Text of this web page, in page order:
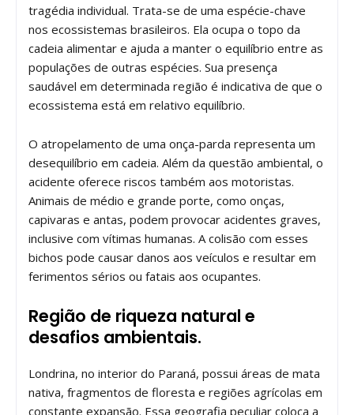
tragédia individual. Trata-se de uma espécie-chave
nos ecossistemas brasileiros. Ela ocupa o topo da
cadeia alimentar e ajuda a manter o equilíbrio entre as
populações de outras espécies. Sua presença
saudável em determinada região é indicativa de que o
ecossistema está em relativo equilíbrio.
O atropelamento de uma onça-parda representa um
desequilíbrio em cadeia. Além da questão ambiental, o
acidente oferece riscos também aos motoristas.
Animais de médio e grande porte, como onças,
capivaras e antas, podem provocar acidentes graves,
inclusive com vítimas humanas. A colisão com esses
bichos pode causar danos aos veículos e resultar em
ferimentos sérios ou fatais aos ocupantes.
Região de riqueza natural e
desafios ambientais.
Londrina, no interior do Paraná, possui áreas de mata
nativa, fragmentos de floresta e regiões agrícolas em
constante expansão. Essa geografia peculiar coloca a